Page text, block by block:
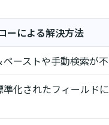
ーによる解決方法
ーストや手動検索が不
化されたフィールド